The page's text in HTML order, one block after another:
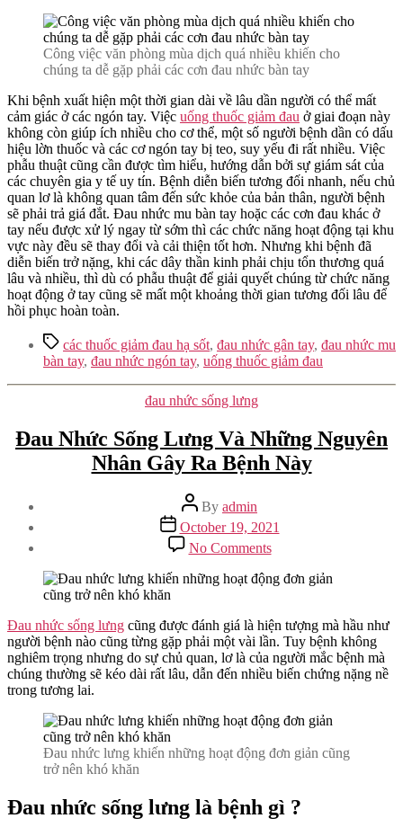
Công việc văn phòng mùa dịch quá nhiều khiến cho
chúng ta dễ gặp phải các cơn đau nhức bàn tay
Khi bệnh xuất hiện một thời gian dài về lâu dần người có thể mất
cảm giác ở các ngón tay. Việc uống thuốc giảm đau ở giai đoạn này
không còn giúp ích nhiều cho cơ thể, một số người bệnh dần có dấu
hiệu lờn thuốc và các cơ ngón tay bị teo, suy yếu đi rất nhiều. Việc
phẫu thuật cũng cần được tìm hiểu, hướng dẫn bởi sự giám sát của
các chuyên gia y tế uy tín. Bệnh diễn biến tương đối nhanh, nếu chủ
quan lơ là không quan tâm đến sức khỏe của bản thân, người bệnh
sẽ phải trả giá đắt. Đau nhức mu bàn tay hoặc các cơn đau khác ở
tay nếu được xử lý ngay từ sớm thì các chức năng hoạt động tại khu
vực này đều sẽ thay đổi và cải thiện tốt hơn. Nhưng khi bệnh đã
diễn biến trở nặng, khi các dây thần kinh phải chịu tổn thương quá
lâu và nhiều, thì dù có phẫu thuật để giải quyết chúng từ chức năng
hoạt động ở tay cũng sẽ mất một khoảng thời gian tương đối lâu để
hồi phục hoàn toàn.
Tagscác thuốc giảm đau hạ sốt, đau nhức gân tay, đau nhức mu
bàn tay, đau nhức ngón tay, uống thuốc giảm đau
Categories
đau nhức sống lưng
Đau Nhức Sống Lưng Và Những Nguyên
Nhân Gây Ra Bệnh Này
Post
author
By admin
Post
date
October 19, 2021
No Commentson
Đau
Nhức
Sống
Và
Những
Nguyên
Nhân
Bệnh
Đau nhức sống lưng cũng được đánh giá là hiện tượng mà hầu như
người bệnh nào cũng từng gặp phải một vài lần. Tuy bệnh không
nghiêm trọng nhưng do sự chủ quan, lơ là của người mắc bệnh mà
chúng thường sẽ kéo dài rất lâu, dẫn đến nhiều biến chứng nặng nề
trong tương lai.
Đau nhức lưng khiến những hoạt động đơn giản cũng
trở nên khó khăn
Đau nhức sống lưng là bệnh gì ?